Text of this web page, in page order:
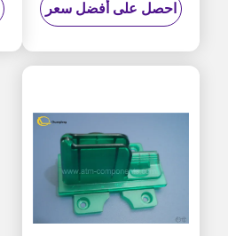
مخصص الحجم
احصل على أفضل سعر